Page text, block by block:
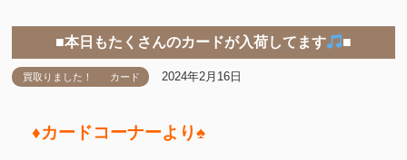
■本日もたくさんのカードが入荷してます ■
買取りました！ カード 2024年2月16日
♦️カードコーナーより♠️